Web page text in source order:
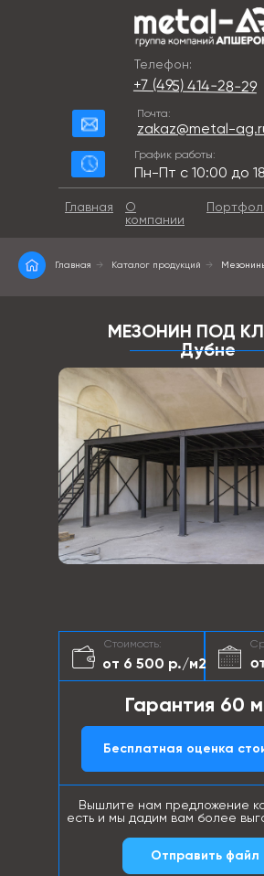
Телефон:
+7 (495) 414-28-29
Почта:
zakaz@metal-
График работы:
Пн-Пт с 10:00 до
О
компании
Главная
Главная → Каталог продукций →
МЕЗОНИН ПОД
Дубне
Стоимость:
от 6 500 р./м2
Гарантия 60
Бесплатная оценка
Вышлите нам предложение
есть и мы дадим вам более
Отправить файл